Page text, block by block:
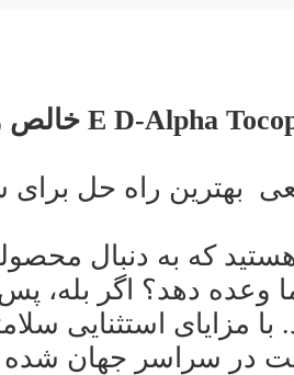
که به دنبال
مزایای استثنایی
در سراسر جهان